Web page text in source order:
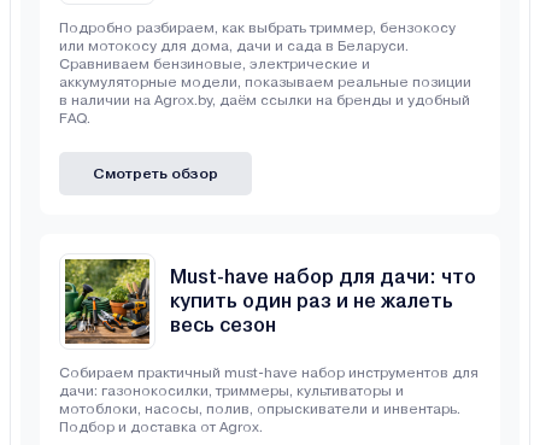
Подробно разбираем, как выбрать триммер, бензокосу
или мотокосу для дома, дачи и сада в Беларуси.
Сравниваем бензиновые, электрические и
аккумуляторные модели, показываем реальные позиции
в наличии на Agrox.by, даём ссылки на бренды и удобный
FAQ.
Смотреть обзор
Must-have набор для дачи: что
купить один раз и не жалеть
весь сезон
Собираем практичный must-have набор инструментов для
дачи: газонокосилки, триммеры, культиваторы и
мотоблоки, насосы, полив, опрыскиватели и инвентарь.
Подбор и доставка от Agrox.